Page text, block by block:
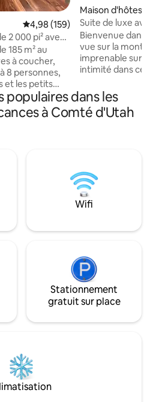
Évaluation moyenne sur la
4,98 (159)
2 000 pi² avec
185 m² au
à coucher,
8 personnes,
et les petits
Juste à côté de
de Provo
bain permet à
un excellent
exception
d'animaux, y
Maison d'hôtes ⋅
Suite de luxe
Bienvenue dans
vue sur la
imprenable sur la
intimité dans
nouvellement
située au centre. Ce magnifique cadre
champêtre est
détendez-vous
dans la cuisine
vous relaxant
type spa avec la
dans le lit king-
populaires dans les
à Comté d'Utah
Wifi
Stationnement
gratuit sur place